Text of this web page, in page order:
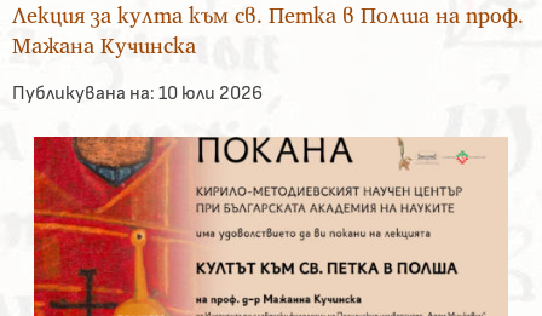
Лекция за култа към св. Петка в Полша на проф.
Мажана Кучинска
Публикувана на: 10 юли 2026